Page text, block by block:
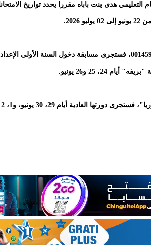
التعليمي هدى بنت باباه مقررا يحدد تواريخ
24، 25 و26 يونيو.